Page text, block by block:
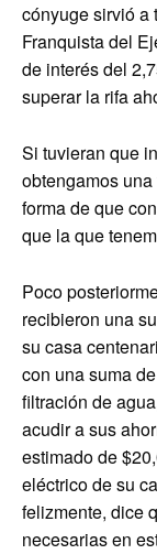
cónyuge sirvió a
Franquista del
de interés del
superar la rifa
Si tuvieran que
obtengamos
forma de que
que la que
Poco
recibieron una
su casa
con una suma
filtración de
acudir a sus
estimado de
eléctrico de su
felizmente, dice
necesarias en